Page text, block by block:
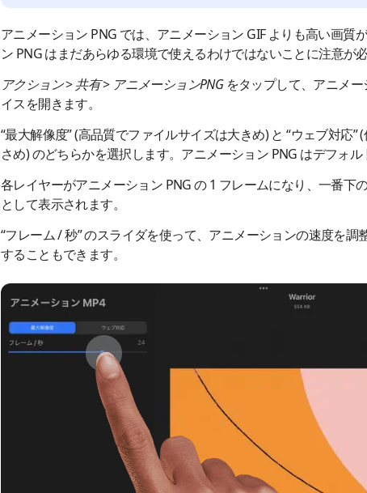
アニメーション PNG では、アニメーション GIF よりも高い画質
ン PNG はまだあらゆる環境で使えるわけではないことに注意が必
アクション>共有> アニメーションPNGをタップして、アニメー
イスを開きます。
“最大解像度” (高品質でファイルサイズは大きめ) と “ウェブ対応
さめ) のどちらかを選択します。アニメーション PNG はデフォル
各レイヤーがアニメーション PNG の 1 フレームになり、一番下
として表示されます。
“フレーム / 秒” のスライダを使って、アニメーションの速度を調
することもできます。